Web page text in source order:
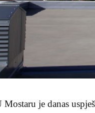
Mostaru je danas